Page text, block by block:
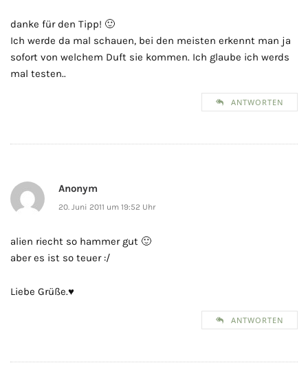
danke für den Tipp! 🙂
Ich werde da mal schauen, bei den meisten erkennt man ja
sofort von welchem Duft sie kommen. Ich glaube ich werds
mal testen..
ANTWORTEN
Anonym
20. Juni 2011 um 19:52 Uhr
alien riecht so hammer gut 🙂
aber es ist so teuer :/
Liebe Grüße.♥
ANTWORTEN